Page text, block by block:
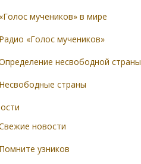
«Голос мучеников» в мире
Радио «Голос мучеников»
несвободной страны
Несвободные страны
новости
Помните узников